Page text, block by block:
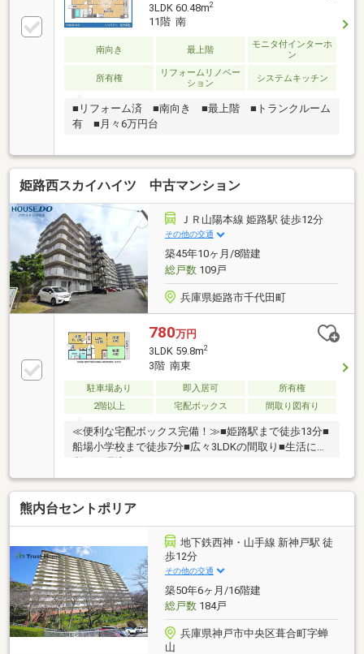
3LDK 60.48m2
11階 南
南向き 最上階
モニタ付インターホ
ン
所有権
リフォームリノベー
ション
システムキッチン
■リフォーム済 ■南向き ■最上階 ■トランクルーム
有 ■月々6万円台
姫路西スカイハイツ 中古マンション
ＪＲ山陽本線 姫路駅 徒歩12分
その他の交通
築45年10ヶ月/8階建
総戸数109戸
兵庫県姫路市千代田町
780万円
3LDK 59.8m2
3階 南東
駐車場あり 即入居可
所有権
2階以上
宅配ボックス 間取り図有り
≪便利な宅配ボックス完備！≫■姫路駅まで徒歩13分■
船場小学校まで徒歩7分■広々3LDKの間取り■生活に便
利な住環境です
熊内台セントポリア
地下鉄西神・山手線 新神戸駅 徒
歩12分
その他の交通
築50年6ヶ月/16階建
総戸数184戸
兵庫県神戸市中央区葺合町字蝉
山